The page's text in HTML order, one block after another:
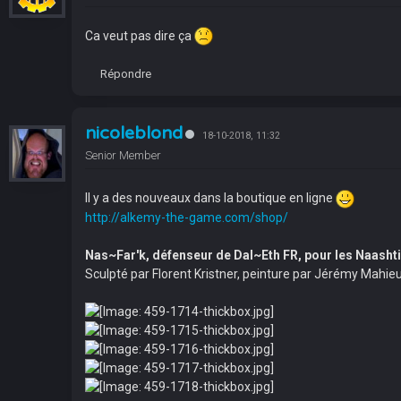
Ca veut pas dire ça
Répondre
nicoleblond 18-10-2018, 11:32
Senior Member
Il y a des nouveaux dans la boutique en ligne
http://alkemy-the-game.com/shop/
Nas~Far'k, défenseur de Dal~Eth FR, pour les
Sculpté par Florent Kristner, peinture par Jérémy